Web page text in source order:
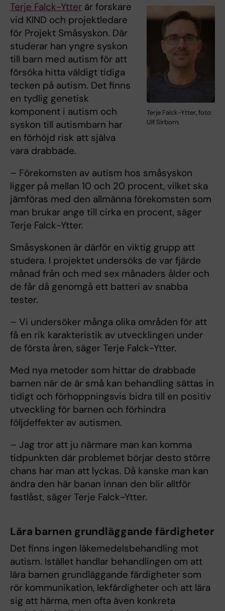
Terje Falck-Ytter, foto:
Ulf Sirborn.
Terje Falck-Ytter är forskare
vid KIND och projektledare
för Projekt Småsyskon. Där
studerar han yngre syskon
till barn med autism för att
försöka hitta väldigt tidiga
tecken på autism. Det finns
en tydlig genetisk
komponent i autism och
syskon till autismbarn har
en förhöjd risk att själva
vara drabbade.
– Förekomsten av autism hos småsyskon
ligger på mellan 10 och 20 procent, vilket ska
jämföras med den allmänna förekomsten som
man brukar ange till cirka en procent, säger
Terje Falck-Ytter.
Småsyskonen är därför en viktig grupp att
studera. I projektet undersöks de var fjärde
månad från och med sex månaders ålder och
de får då genomgå ett batteri av snabba
tester.
– Vi undersöker många olika områden för att
få en rik karakteristik av utvecklingen under
de första åren, säger Terje Falck-Ytter.
Med nya metoder som hittar de drabbade
barnen när de är små kan behandling sättas in
tidigt och förhoppningsvis bidra till en positiv
utveckling för barnen och förhindra
följdeffekter av autismen.
– Jag tror att ju närmare man kan komma
tidpunkten där problemet börjar desto större
chans har man att lyckas. Då kanske man kan
ändra den här banan innan den blir alltför
fastlåst, säger Terje Falck-Ytter.
Lära barnen grundläggande färdigheter
Det finns ingen läkemedelsbehandling mot
autism. Istället handlar behandlingen om att
lära barnen grundläggande färdigheter som
rör kommunikation, lekfärdigheter och att lära
sig att härma, men ofta även konkreta